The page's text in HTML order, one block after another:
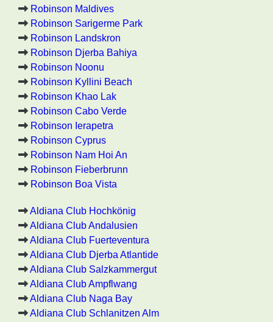
Robinson Maldives
Robinson Sarigerme Park
Robinson Landskron
Robinson Djerba Bahiya
Robinson Noonu
Robinson Kyllini Beach
Robinson Khao Lak
Robinson Cabo Verde
Robinson Ierapetra
Robinson Cyprus
Robinson Nam Hoi An
Robinson Fieberbrunn
Robinson Boa Vista
Aldiana Club Hochkönig
Aldiana Club Andalusien
Aldiana Club Fuerteventura
Aldiana Club Djerba Atlantide
Aldiana Club Salzkammergut
Aldiana Club Ampflwang
Aldiana Club Naga Bay
Aldiana Club Schlanitzen Alm